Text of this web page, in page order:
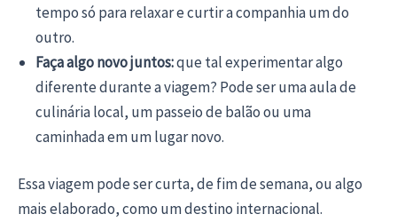
tempo só para relaxar e curtir a companhia um do
outro.
Faça algo novo juntos:que tal experimentar algo
diferente durante a viagem? Pode ser uma aula de
culinária local, um passeio de balão ou uma
caminhada em um lugar novo.
Essa viagem pode ser curta, de fim de semana, ou algo
mais elaborado, como um destino internacional.